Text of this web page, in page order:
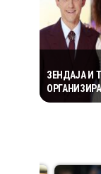
ЗЕНДАЈА И
ПРОСЛАВА